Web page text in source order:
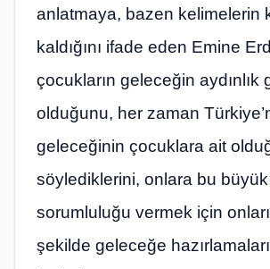
anlatmaya, bazen kelimelerin
kaldığını ifade eden Emine
çocukların geleceğin aydınlık
olduğunu, her zaman
geleceğinin çocuklara ait
söylediklerini, onlara bu büyük
sorumluluğu vermek için
şekilde geleceğe